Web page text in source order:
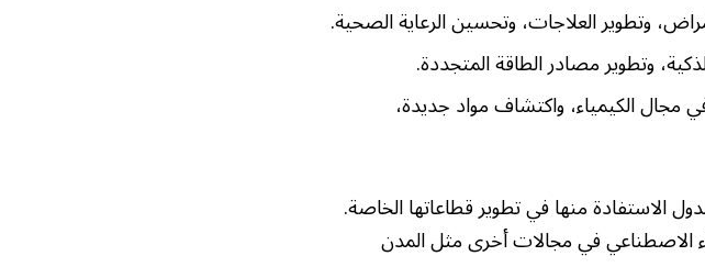
وتطوير العلاجات، وتحسين الرعاية الصحية.
وتطوير مصادر الطاقة المتجددة.
مجال الكيمياء، واكتشاف مواد جديدة،
الاستفادة منها في تطوير قطاعاتها الخاصة.
الاصطناعي في مجالات أخرى مثل المدن